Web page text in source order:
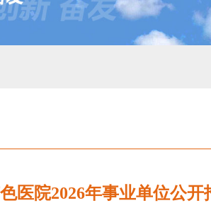
医院2026年事业单位公